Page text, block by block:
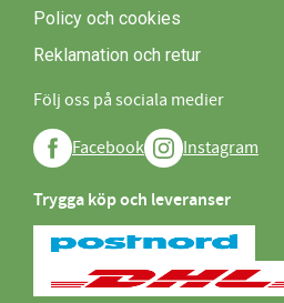
Policy och cookies
Reklamation och retur
Följ oss på sociala medier
Facebook Instagram
Trygga köp och leveranser